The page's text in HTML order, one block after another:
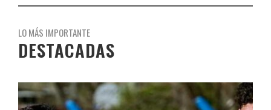
LO MÁS IMPORTANTE
DESTACADAS